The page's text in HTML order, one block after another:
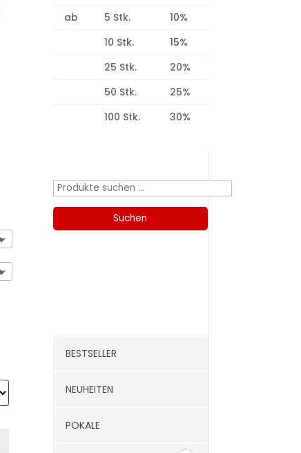
ab 5 Stk.
10%
10 Stk.
15%
25 Stk.
20%
50 Stk.
25%
100 Stk.
30%
Suchen
Suchen
BESTSELLER
NEUHEITEN
POKALE